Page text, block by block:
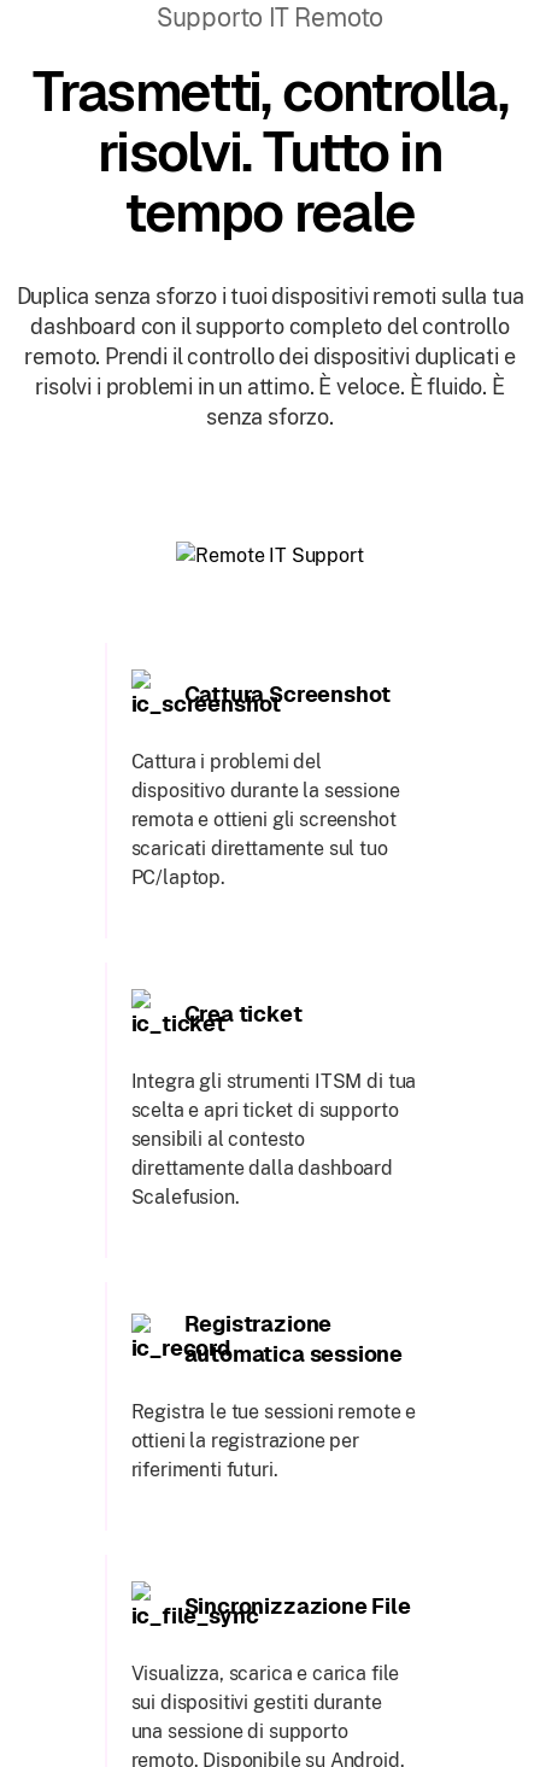
Supporto IT Remoto
Trasmetti, controlla,
risolvi. Tutto in
tempo reale
Duplica senza sforzo i tuoi dispositivi remoti sulla tua
dashboard con il supporto completo del controllo
remoto. Prendi il controllo dei dispositivi duplicati e
risolvi i problemi in un attimo. È veloce. È fluido. È
senza sforzo.
Cattura Screenshot
Cattura i problemi del
dispositivo durante la sessione
remota e ottieni gli screenshot
scaricati direttamente sul tuo
PC/laptop.
Crea ticket
Integra gli strumenti ITSM di tua
scelta e apri ticket di supporto
sensibili al contesto
direttamente dalla dashboard
Scalefusion.
Registrazione
automatica sessione
Registra le tue sessioni remote e
ottieni la registrazione per
riferimenti futuri.
Sincronizzazione File
Visualizza, scarica e carica file
sui dispositivi gestiti durante
una sessione di supporto
remoto. Disponibile su Android.